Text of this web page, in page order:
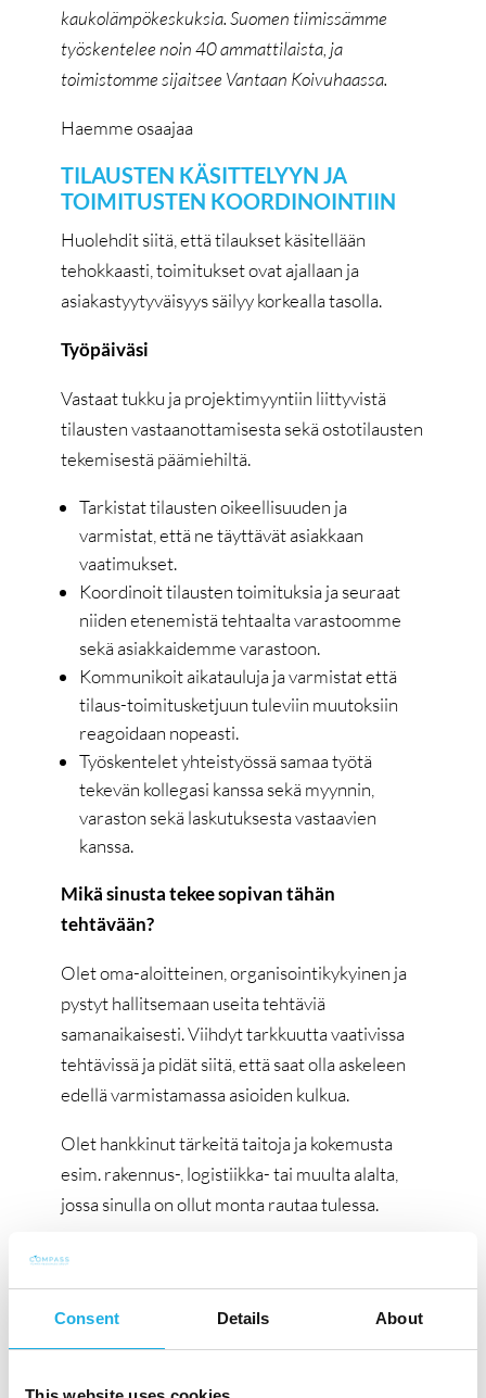
Consent Details About
kaukolämpökeskuksia.Suomen tiimissämme
työskentelee noin 40 ammattilaista, ja
toimistomme sijaitsee Vantaan Koivuhaassa.
Haemme osaajaa
TILAUSTEN KÄSITTELYYN JA
TOIMITUSTEN KOORDINOINTIIN
Huolehdit siitä, että tilaukset käsitellään
tehokkaasti, toimitukset ovat ajallaan ja
asiakastyytyväisyys säilyy korkealla tasolla.
Työpäiväsi
Vastaat tukku ja projektimyyntiin liittyvistä
tilausten vastaanottamisesta sekä ostotilausten
tekemisestä päämiehiltä.
Tarkistat tilausten oikeellisuuden ja
varmistat, että ne täyttävät asiakkaan
vaatimukset.
Koordinoit tilausten toimituksia ja seuraat
niiden etenemistä tehtaalta varastoomme
sekä asiakkaidemme varastoon.
Kommunikoit aikatauluja ja varmistat että
tilaus-toimitusketjuun tuleviin muutoksiin
reagoidaan nopeasti.
Työskentelet yhteistyössä samaa työtä
tekevän kollegasi kanssa sekä myynnin,
varaston sekä laskutuksesta vastaavien
kanssa.
Mikä sinusta tekee sopivan tähän
tehtävään?
Olet oma-aloitteinen, organisointikykyinen ja
pystyt hallitsemaan useita tehtäviä
samanaikaisesti. Viihdyt tarkkuutta vaativissa
tehtävissä ja pidät siitä, että saat olla askeleen
edellä varmistamassa asioiden kulkua.
Olet hankkinut tärkeitä taitoja ja kokemusta
esim. rakennus-, logistiikka- tai muulta alalta,
jossa sinulla on ollut monta rautaa tulessa.
Osaat käyttää englantia sujuvasti sekä
puhelimitse että kirjallisesti. Toivomme, että
sinulla on vähintään 3 vuoden työkokemusta,
tietoteknistä näppäryyttä sekä kiinnostusta